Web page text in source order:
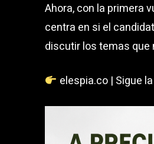
Ahora, con la primera
centra en si el
discutir los temas que
elespia.co | Sigue